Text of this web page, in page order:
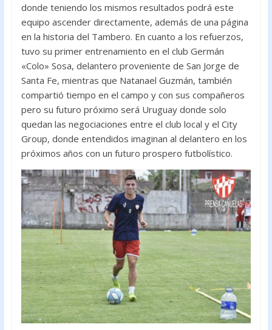
donde teniendo los mismos resultados podrá este
equipo ascender directamente, además de una página
en la historia del Tambero. En cuanto a los refuerzos,
tuvo su primer entrenamiento en el club Germán
«Colo» Sosa, delantero proveniente de San Jorge de
Santa Fe, mientras que Natanael Guzmán, también
compartió tiempo en el campo y con sus compañeros
pero su futuro próximo será Uruguay donde solo
quedan las negociaciones entre el club local y el City
Group, donde entendidos imaginan al delantero en los
próximos años con un futuro prospero futbolístico.